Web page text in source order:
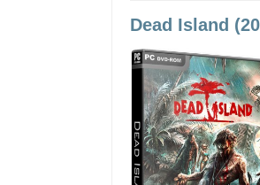
Dead Island